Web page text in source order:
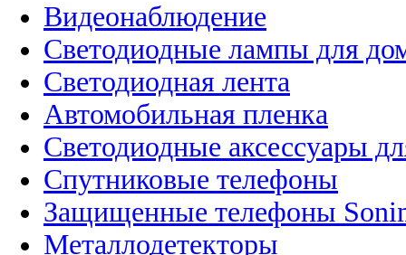
Видеонаблюдение
Светодиодные лампы для
Светодиодная лента
Автомобильная пленка
Светодиодные аксессуары
Спутниковые телефоны
Защищенные телефоны
Металлодетекторы